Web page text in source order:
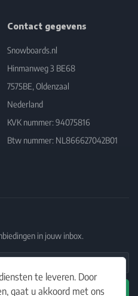
te leveren. Door
gaat u akkoord met ons
Contact gegevens
Snowboards.nl
Hinmanweg 3 BE68
7575BE, Oldenzaal
Nederland
KVK nummer: 94075816
Btw nummer: NL866627042B01
in jouw inbox.